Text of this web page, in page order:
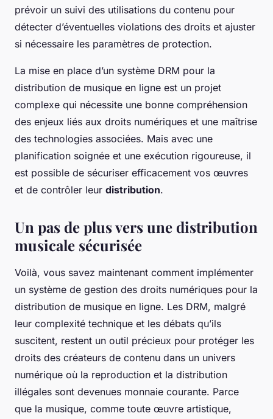
prévoir un suivi des utilisations du contenu pour
détecter d’éventuelles violations des droits et ajuster
si nécessaire les paramètres de protection.
La mise en place d’un système DRM pour la
distribution de musique en ligne est un projet
complexe qui nécessite une bonne compréhension
des enjeux liés aux droits numériques et une maîtrise
des technologies associées. Mais avec une
planification soignée et une exécution rigoureuse, il
est possible de sécuriser efficacement vos œuvres
et de contrôler leur distribution.
Un pas de plus vers une distribution
musicale sécurisée
Voilà, vous savez maintenant comment implémenter
un système de gestion des droits numériques pour la
distribution de musique en ligne. Les DRM, malgré
leur complexité technique et les débats qu’ils
suscitent, restent un outil précieux pour protéger les
droits des créateurs de contenu dans un univers
numérique où la reproduction et la distribution
illégales sont devenues monnaie courante. Parce
que la musique, comme toute œuvre artistique,